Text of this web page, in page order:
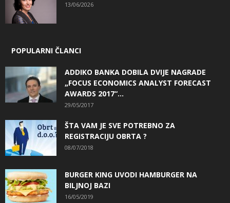
13/06/2026
POPULARNI ČLANCI
ADDIKO BANKA DOBILA DVIJE NAGRADE
„FOCUS ECONOMICS ANALYST FORECAST
AWARDS 2017“...
29/05/2017
ŠTA VAM JE SVE POTREBNO ZA
REGISTRACIJU OBRTA ?
08/07/2018
BURGER KING UVODI HAMBURGER NA
BILJNOJ BAZI
16/05/2019